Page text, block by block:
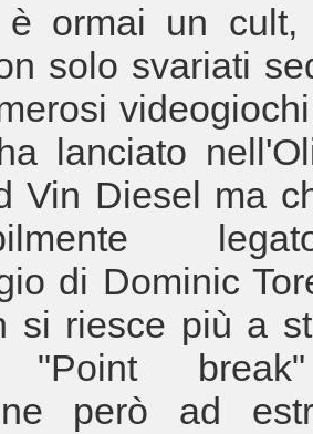
è ormai un cult,
solo svariati
lanciato
Vin Diesel ma
di Dominic
si riesce più a
"Point
però ad